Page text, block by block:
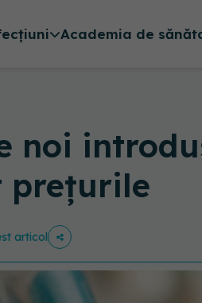
Academia de
noi
prețurile
articol